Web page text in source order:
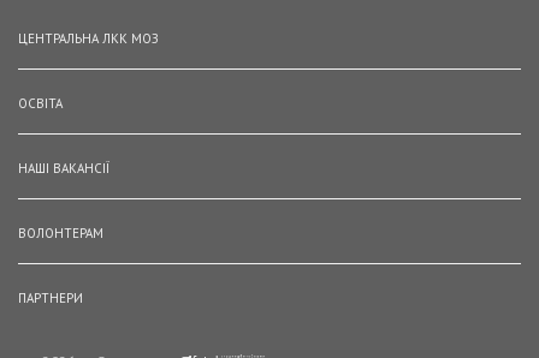
ЦЕНТРАЛЬНА ЛКК МОЗ
ОСВІТА
НАШІ ВАКАНСІЇ
ВОЛОНТЕРАМ
ПАРТНЕРИ